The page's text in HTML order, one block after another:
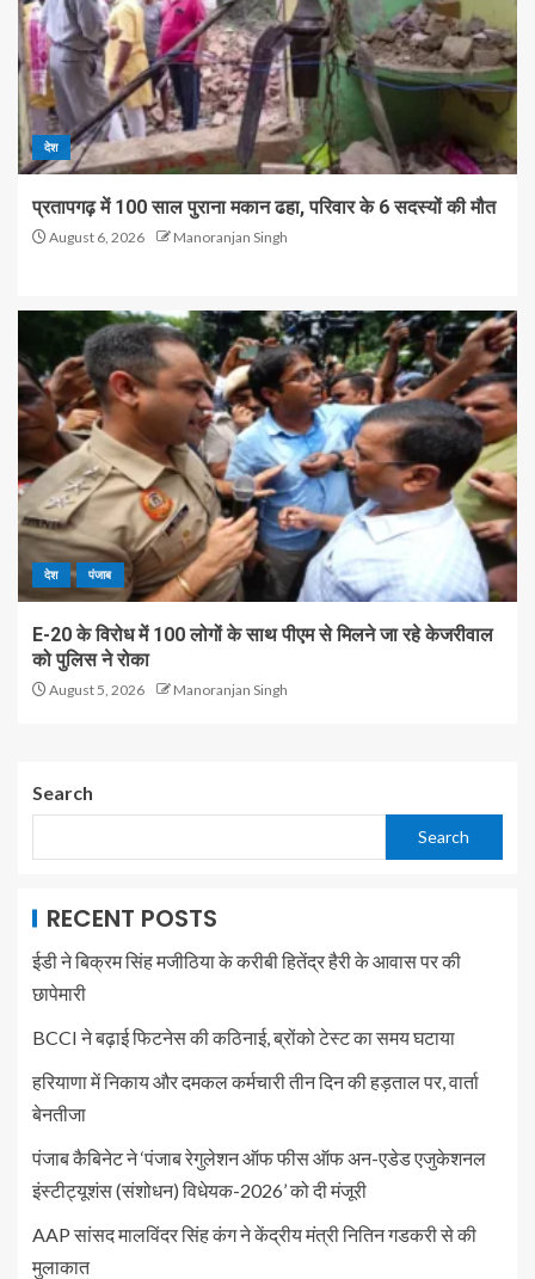
देश
प्रतापगढ़ में 100 साल पुराना मकान ढहा, परिवार के 6 सदस्यों की मौत
August 6, 2026 Manoranjan Singh
देश पंजाब
E-20 के विरोध में 100 लोगों के साथ पीएम से मिलने जा रहे केजरीवाल
को पुलिस ने रोका
August 5, 2026 Manoranjan Singh
Search
Search
RECENT POSTS
ईडी ने बिक्रम सिंह मजीठिया के करीबी हितेंद्र हैरी के आवास पर की
छापेमारी
BCCI ने बढ़ाई फिटनेस की कठिनाई, ब्रोंको टेस्ट का समय घटाया
हरियाणा में निकाय और दमकल कर्मचारी तीन दिन की हड़ताल पर, वार्ता
बेनतीजा
पंजाब कैबिनेट ने ‘पंजाब रेगुलेशन ऑफ फीस ऑफ अन-एडेड एजुकेशनल
इंस्टीट्यूशंस (संशोधन) विधेयक-2026’ को दी मंजूरी
AAP सांसद मालविंदर सिंह कंग ने केंद्रीय मंत्री नितिन गडकरी से की
मुलाकात